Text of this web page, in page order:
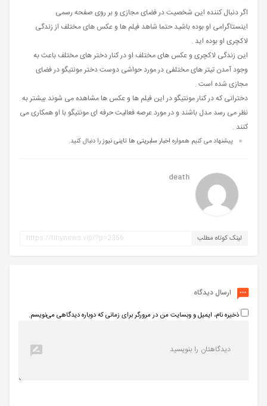
اگر دنبال کننده این شخصیت در فضای مجازی و بر روی صفحه رسمی
اینستاگرامی او بوده باشید حتما شاهد فیلم ها و عکس های مختلف از زندگی
لاکچری او بوده اید .
این زندگی لاکچری و عکس های مختلف او در کنار دختر های مختلف باعث به
وجود آمدن تیتر های مختلفی در مورد حواشی دوست دختر مونتیگو در فضای
مجازی شده است .
دخترانی که در کنار مونتیگو در این فیلم ها و عکس ها مشاهده می شوند بیشتر به
نظر می رسد مدل باشند و در مورد عرصه فعالیت حرفه‌ ای مونتیگو با او همکاری می
کنند .
پیشنهاد می کنیم همواره اخبار سلبریتی ها تاینی نیوزرا دنبال کنید.
death
لینک کوتاه مطلب
ارسال دیدگاه
ذخیره نام، ایمیل و وبسایت من در مرورگر برای زمانی که دوباره دیدگاهی می‌نویسم.